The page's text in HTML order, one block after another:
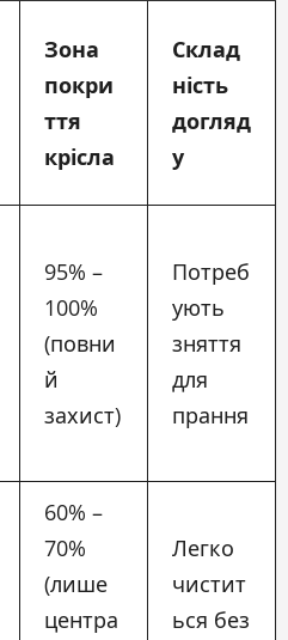
Зона
покри
ття
крісла
Склад
ність
догляд
у
95% –
100%
(повни
й
захист)
Потреб
ують
зняття
для
прання
60% –
70%
(лише
центра
Легко
чистит
ься без